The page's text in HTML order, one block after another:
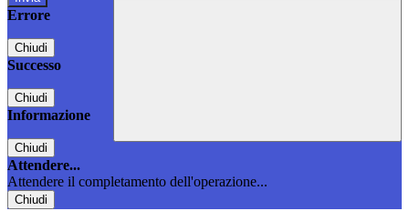
Errore
Chiudi
Successo
Chiudi
Informazione
Chiudi
Attendere...
Attendere il completamento dell'operazione...
Chiudi